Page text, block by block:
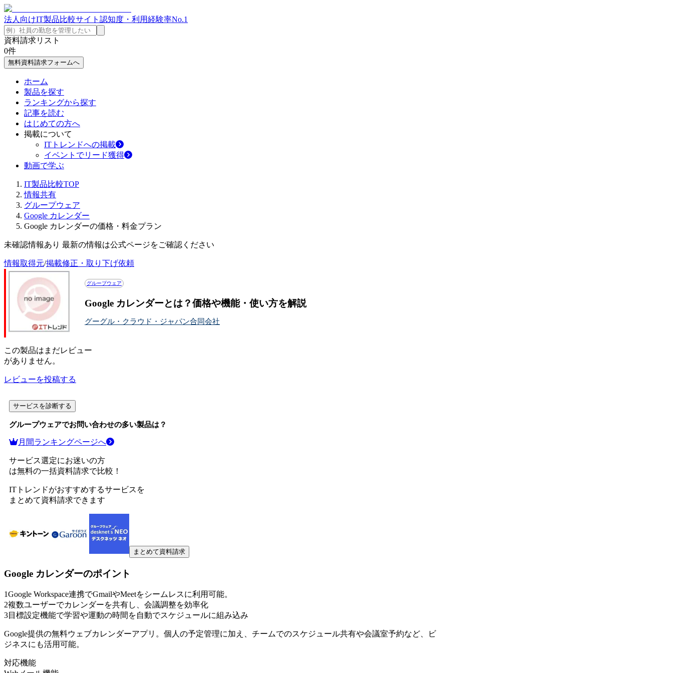
法人向けIT製品比較サイト 認知度・利用経験率No.1
資料請求リスト
0件
無料資料請求フォームへ
ホーム
製品を探す
ランキングから探す
記事を読む
はじめての方へ
掲載について
ITトレンドへの掲載
イベントでリード獲得
動画で学ぶ
IT製品比較TOP
情報共有
グループウェア
Google カレンダー
Google カレンダーの価格・料金プラン
未確認情報あり 最新の情報は公式ページをご確認ください
情報取得元/掲載修正・取り下げ依頼
グループウェア
Google カレンダーとは？価格や機能・使い方を解説
グーグル・クラウド・ジャパン合同会社
この製品はまだレビュー
がありません。
レビューを投稿する
サービスを診断する
グループウェアでお問い合わせの多い製品は？
月間ランキングページへ
サービス選定にお迷いの方
は無料の一括資料請求で比較！
ITトレンドがおすすめするサービスを
まとめて資料請求できます
まとめて資料請求
Google カレンダーのポイント
1Google Workspace連携でGmailやMeetをシームレスに利用可能。
2複数ユーザーでカレンダーを共有し、会議調整を効率化
3目標設定機能で学習や運動の時間を自動でスケジュールに組み込み
Google提供の無料ウェブカレンダーアプリ。個人の予定管理に加え、チームでのスケジュール共有や会議室予約など、ビ
ジネスにも活用可能。
対応機能